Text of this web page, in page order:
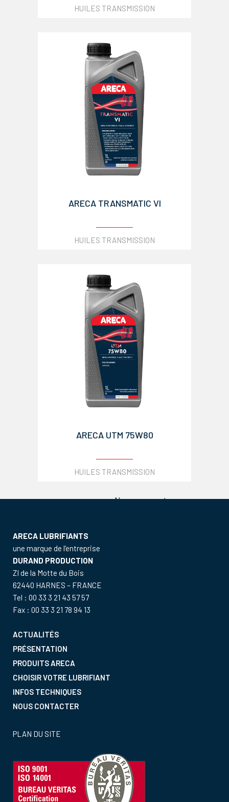
HUILES TRANSMISSION
ARECA TRANSMATIC VI
HUILES TRANSMISSION
ARECA UTM 75W80
HUILES TRANSMISSION
No more posts
ARECA LUBRIFIANTS
une marque de l’entreprise
DURAND PRODUCTION
ZI de la Motte du Bois
62440 HARNES – FRANCE
Tel : 00 33 3 21 43 57 57
Fax : 00 33 3 21 78 94 13
ACTUALITÉS
PRÉSENTATION
PRODUITS ARECA
CHOISIR VOTRE LUBRIFIANT
INFOS TECHNIQUES
NOUS CONTACTER
PLAN DU SITE